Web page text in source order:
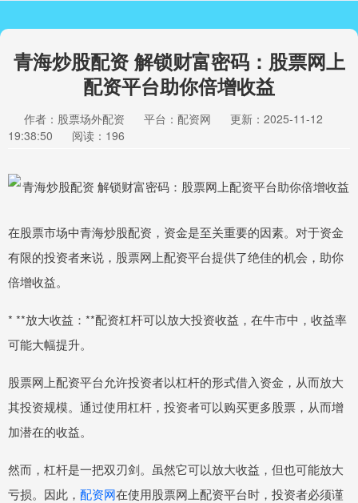
青海炒股配资 解锁财富密码：股票网上
配资平台助你倍增收益
作者：股票场外配资 平台：配资网
更新：2025-11-12
19:38:50
阅读：196
在股票市场中青海炒股配资，资金是至关重要的因素。对于资金
有限的投资者来说，股票网上配资平台提供了绝佳的机会，助你
倍增收益。
* **放大收益：**配资杠杆可以放大投资收益，在牛市中，收益率
可能大幅提升。
股票网上配资平台允许投资者以杠杆的形式借入资金，从而放大
其投资规模。通过使用杠杆，投资者可以购买更多股票，从而增
加潜在的收益。
然而，杠杆是一把双刃剑。虽然它可以放大收益，但也可能放大
亏损。因此， 配资网在使用股票网上配资平台时，投资者必须谨